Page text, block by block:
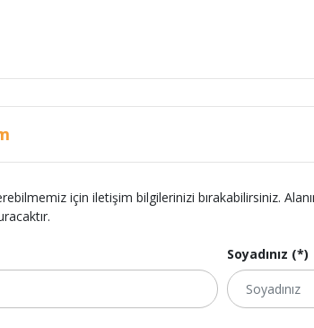
için iletişim bilgilerinizi bırakabilirsiniz.
Soyadınız (*)